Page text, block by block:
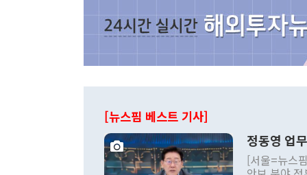
[뉴스핌 베스트 기사]
정동영 업
[서울=뉴스